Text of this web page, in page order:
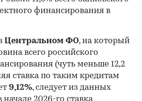
финансирования в
Центральном ФО, на который
всего российского
(чуть меньше 12,2
ставка по таким кредитам
9,12%, следует из данных